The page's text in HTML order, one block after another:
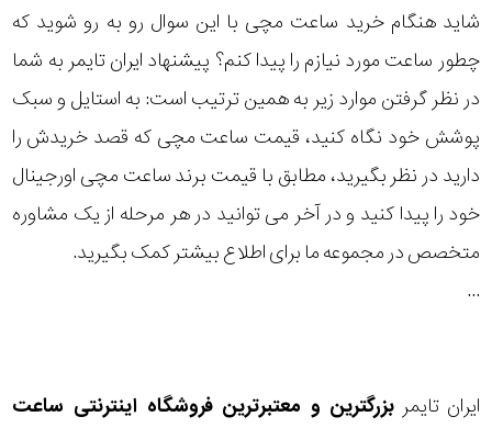
شاید هنگام خرید ساعت مچی با این سوال رو به رو شوید که
چطور ساعت مورد نیازم را پیدا کنم؟ پیشنهاد ایران تایمر به شما
در نظر گرفتن موارد زیر به همین ترتیب است: به استایل و سبک
پوشش خود نگاه کنید، قیمت ساعت مچی که قصد خریدش را
دارید در نظر بگیرید، مطابق با قیمت برند ساعت مچی اورجینال
خود را پیدا کنید و در آخر می توانید در هر مرحله از یک مشاوره
متخصص در مجموعه ما برای اطلاع بیشتر کمک بگیرید.
...
ایران تایمر بزرگترین و معتبرترین فروشگاه اینترنتی ساعت
متی
تیسوت
مازراتی
نمایش
بیشتر...
محدوده
عرض
قاب
طرح
بند